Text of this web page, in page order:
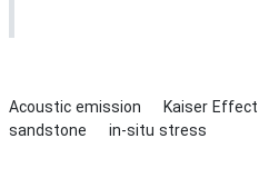
Acoustic emission Kaiser Effect
sandstone
in-situ stress